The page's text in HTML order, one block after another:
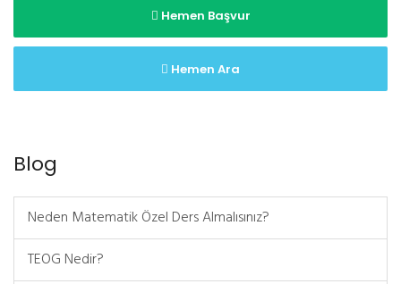
Hemen Başvur
Hemen Ara
Blog
Neden Matematik Özel Ders Almalısınız?
TEOG Nedir?